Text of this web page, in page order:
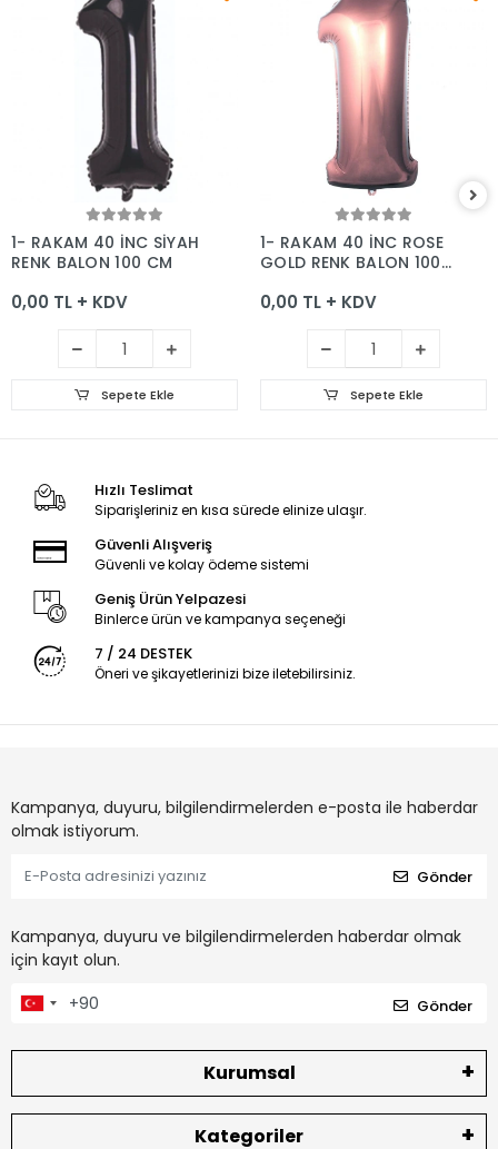
Sepete Ekle
1- RAKAM 40 İNC SİYAH
RENK BALON 100 CM
0,00 TL + KDV
Sepete Ekle
Sepete Ekle
1- RAKAM 40 İNC ROSE
GOLD RENK BALON 100
0,00 TL + KDV
Sepete Ekle
Hızlı Teslimat
Siparişleriniz en kısa sürede elinize ulaşır.
Güvenli Alışveriş
Güvenli ve kolay ödeme sistemi
Geniş Ürün Yelpazesi
Binlerce ürün ve kampanya seçeneği
7 / 24 DESTEK
Öneri ve şikayetlerinizi bize iletebilirsiniz.
Kampanya, duyuru, bilgilendirmelerden e-posta ile haberdar
olmak istiyorum.
Gönder
Kampanya, duyuru ve bilgilendirmelerden haberdar olmak
için kayıt olun.
Gönder
Kurumsal
Kategoriler